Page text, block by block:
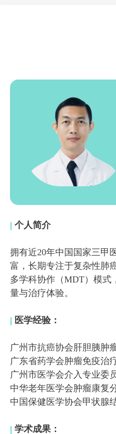
| 个人简介
拥有近20年中国国家三甲
富，长期专注于复杂性肺
多学科协作（MDT）模式
量与治疗体验。
| 医学经验：
广州市抗癌协会肝胆胰肿
广东省药学会肿瘤免疫治
广州市医学会介入专业委
中华老年医学会肿瘤康复
中国保健医学协会甲状腺
| 学术成果：